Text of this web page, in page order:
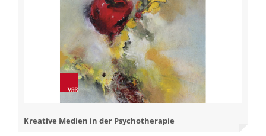
Kreative Medien in der Psychotherapie